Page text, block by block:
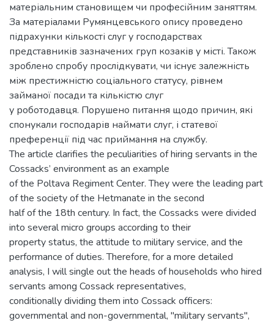
матеріальним становищем чи професійним заняттям.
За матеріалами Румянцевського опису проведено
підрахунки кількості слуг у господарствах
представників зазначених груп козаків у місті. Також
зроблено спробу прослідкувати, чи існує залежність
між престижністю соціального статусу, рівнем
займаної посади та кількістю слуг
у роботодавця. Порушено питання щодо причин, які
спонукали господарів наймати слуг, і статевої
преференції під час приймання на службу.
The article clarifies the peculiarities of hiring servants in the
Cossacks’ environment as an example
of the Poltava Regiment Center. They were the leading part
of the society of the Hetmanate in the second
half of the 18th century. In fact, the Cossacks were divided
into several micro groups according to their
property status, the attitude to military service, and the
performance of duties. Therefore, for a more detailed
analysis, I will single out the heads of households who hired
servants among Cossack representatives,
conditionally dividing them into Cossack officers:
governmental and non-governmental, "military servants",